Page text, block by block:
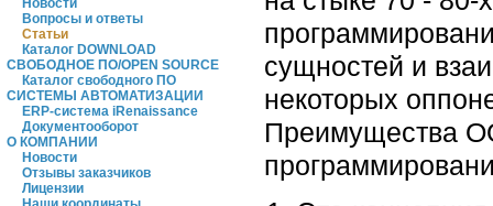
Новости
Вопросы и ответы
Статьи
Каталог DOWNLOAD
СВОБОДНОЕ ПО/OPEN SOURCE
Каталог свободного ПО
СИСТЕМЫ АВТОМАТИЗАЦИИ
ERP-система iRenaissance
Документооборот
О КОМПАНИИ
Новости
Отзывы заказчиков
Лицензии
сущностей и
некоторых
Преимущества